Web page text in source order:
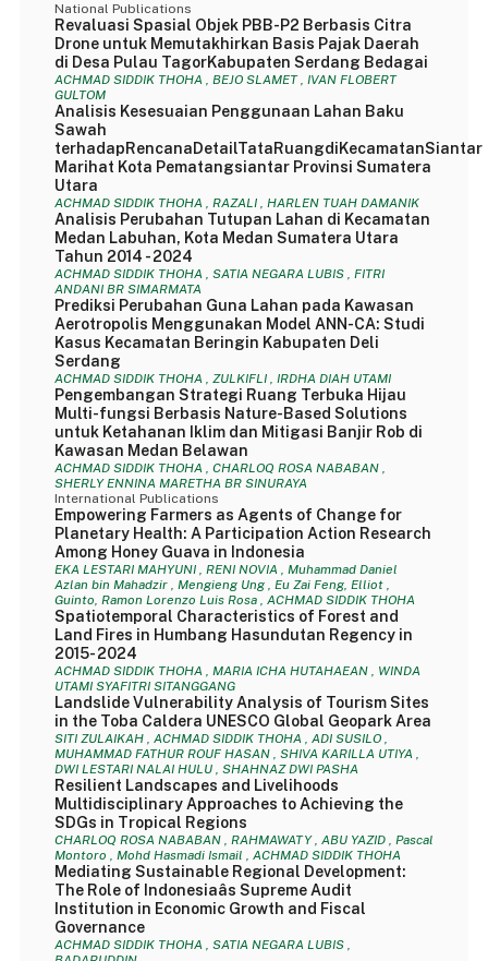
National Publications
Revaluasi Spasial Objek PBB-P2 Berbasis Citra
Drone untuk Memutakhirkan Basis Pajak Daerah
di Desa Pulau TagorKabupaten Serdang Bedagai
ACHMAD SIDDIK THOHA , BEJO SLAMET , IVAN FLOBERT
GULTOM
Analisis Kesesuaian Penggunaan Lahan Baku
Sawah
terhadapRencanaDetailTataRuangdiKecamatanSiantar
Marihat Kota Pematangsiantar Provinsi Sumatera
Utara
ACHMAD SIDDIK THOHA , RAZALI , HARLEN TUAH DAMANIK
Analisis Perubahan Tutupan Lahan di Kecamatan
Medan Labuhan, Kota Medan Sumatera Utara
Tahun 2014 - 2024
ACHMAD SIDDIK THOHA , SATIA NEGARA LUBIS , FITRI
ANDANI BR SIMARMATA
Prediksi Perubahan Guna Lahan pada Kawasan
Aerotropolis Menggunakan Model ANN-CA: Studi
Kasus Kecamatan Beringin Kabupaten Deli
Serdang
ACHMAD SIDDIK THOHA , ZULKIFLI , IRDHA DIAH UTAMI
Pengembangan Strategi Ruang Terbuka Hijau
Multi-fungsi Berbasis Nature-Based Solutions
untuk Ketahanan Iklim dan Mitigasi Banjir Rob di
Kawasan Medan Belawan
ACHMAD SIDDIK THOHA , CHARLOQ ROSA NABABAN ,
SHERLY ENNINA MARETHA BR SINURAYA
International Publications
Empowering Farmers as Agents of Change for
Planetary Health: A Participation Action Research
Among Honey Guava in Indonesia
EKA LESTARI MAHYUNI , RENI NOVIA , Muhammad Daniel
Azlan bin Mahadzir , Mengieng Ung , Eu Zai Feng, Elliot ,
Guinto, Ramon Lorenzo Luis Rosa , ACHMAD SIDDIK THOHA
Spatiotemporal Characteristics of Forest and
Land Fires in Humbang Hasundutan Regency in
2015- 2024
ACHMAD SIDDIK THOHA , MARIA ICHA HUTAHAEAN , WINDA
UTAMI SYAFITRI SITANGGANG
Landslide Vulnerability Analysis of Tourism Sites
in the Toba Caldera UNESCO Global Geopark Area
SITI ZULAIKAH , ACHMAD SIDDIK THOHA , ADI SUSILO ,
MUHAMMAD FATHUR ROUF HASAN , SHIVA KARILLA UTIYA ,
DWI LESTARI NALAI HULU , SHAHNAZ DWI PASHA
Resilient Landscapes and Livelihoods
Multidisciplinary Approaches to Achieving the
SDGs in Tropical Regions
CHARLOQ ROSA NABABAN , RAHMAWATY , ABU YAZID , Pascal
Montoro , Mohd Hasmadi Ismail , ACHMAD SIDDIK THOHA
Mediating Sustainable Regional Development:
The Role of Indonesiaâs Supreme Audit
Institution in Economic Growth and Fiscal
Governance
ACHMAD SIDDIK THOHA , SATIA NEGARA LUBIS ,